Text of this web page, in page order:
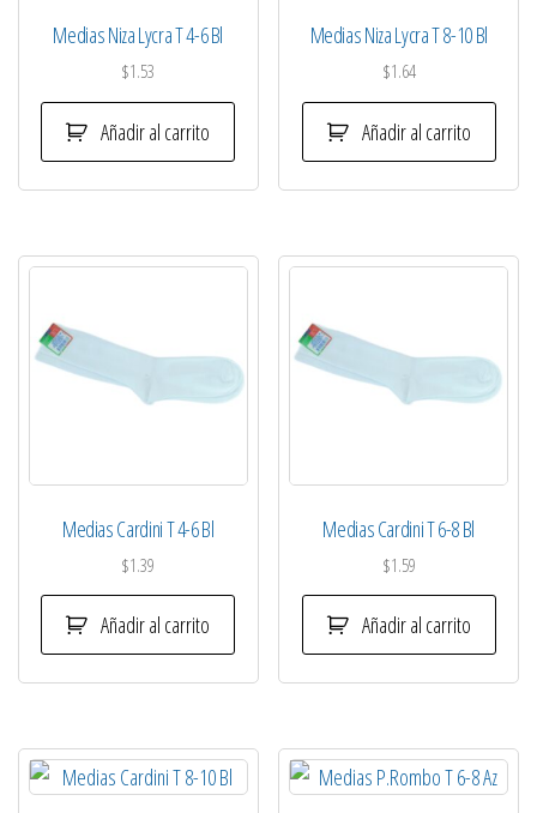
Medias Niza Lycra T 4-6 Bl
$1.53
Añadir al carrito
Medias Niza Lycra T 8-10 Bl
$1.64
Añadir al carrito
Medias Cardini T 4-6 Bl
$1.39
Añadir al carrito
Medias Cardini T 6-8 Bl
$1.59
Añadir al carrito